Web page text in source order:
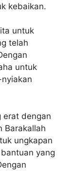
kebaikan.
untuk
telah
untuk
erat dengan
Barakallah
ungkapan
yang